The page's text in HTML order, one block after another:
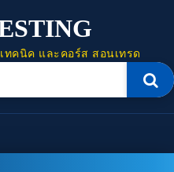
ทคนิค และคอร์ส สอนเทรด